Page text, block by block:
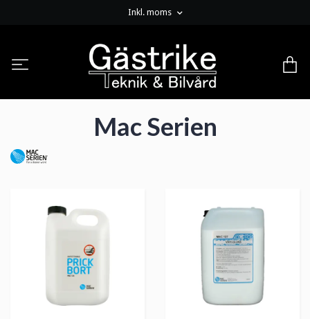
Inkl. moms
Mac Serien